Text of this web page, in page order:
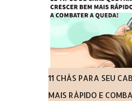
exemplo, são doces e
companheiros. Voltando ao
pet, há alguns blogs que
recomendam, respeito a
porém hoje estarei postando a
que fique claro que este
originalmente para ser usado
muito menos em cabelos,
cada um, decidir utilizar ou não!
11 CHÁS PARA SEU
MAIS RÁPIDO E